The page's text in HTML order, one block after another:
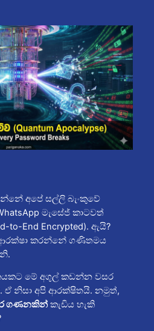
අපේ සල්ලි බැංකුවේ
මැසේජ් කාටවත්
to-End Encrypted). ඇයි?
කරන්නේ ගණිතමය
මේ අගුල් කඩන්න වසර
නිසා අපි ආරක්ෂිතයි. නමුත්,
ගණනකින්කැඩිය හැකි